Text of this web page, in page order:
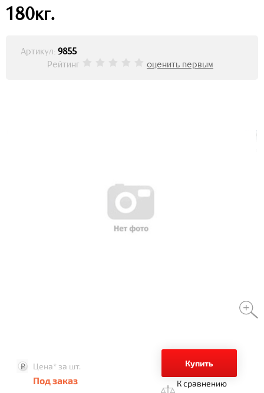
180кг.
Артикул: 9855
Рейтинг
оценить первым
Купить
Цена* за шт.
Под заказ К сравнению